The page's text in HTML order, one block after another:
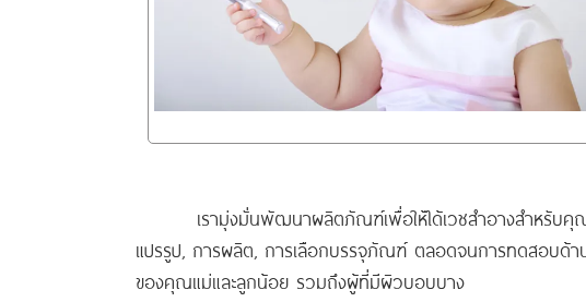
เรามุ่งมั่นพัฒนาผลิตภัณฑ์เพื่อให้ได้เวชสำอางสำหรั
แปรรูป, การผลิต, การเลือกบรรจุภัณฑ์ ตลอดจนการทดสอบด้า
ของคุณแม่และลูกน้อย รวมถึงผู้ที่มีผิวบอบบาง